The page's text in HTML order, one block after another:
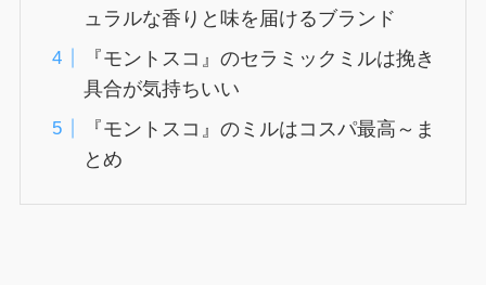
ュラルな香りと味を届けるブランド
『モントスコ』のセラミックミルは挽き
具合が気持ちいい
『モントスコ』のミルはコスパ最高～ま
とめ